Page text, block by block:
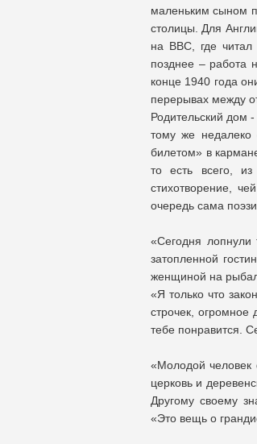
маленьким сыном
столицы. Для
на BBC, где
позднее – работа
конце 1940 года
перерывах между
Родительский дом
тому же
билетом» в
то есть всего,
стихотворение,
очередь сама
«Сегодня
затопленной
женщиной на
«Я только что
строчек,
тебе понравится.
«Молодой человек
церковь и
Другому своему
«Это вещь о